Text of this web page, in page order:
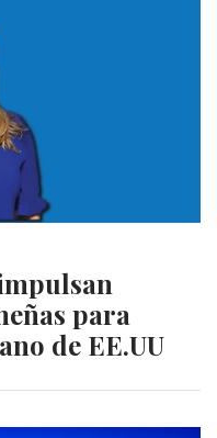
para
de EE.UU